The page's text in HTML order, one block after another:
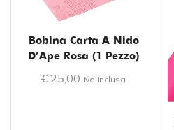
Bobina Carta A Nido
D’Ape Rosa (1 Pezzo)
€ 25,00 iva inclusa